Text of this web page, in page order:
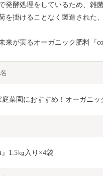
発酵処理をしているため、雑
を掛けることなく製造された
来が実るオーガニック肥料『
庭菜園におすすめ！オーガニッ
』1.5㎏入り×4袋